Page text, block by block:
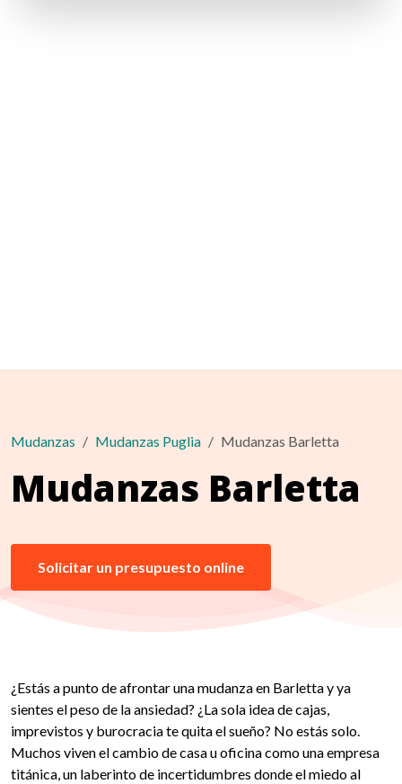
Mudanzas Mudanzas Puglia Mudanzas Barletta
Mudanzas Barletta
Solicitar un presupuesto online
¿Estás a punto de afrontar una mudanza en Barletta y ya
sientes el peso de la ansiedad? ¿La sola idea de cajas,
imprevistos y burocracia te quita el sueño? No estás solo.
Muchos viven el cambio de casa u oficina como una empresa
titánica, un laberinto de incertidumbres donde el miedo al